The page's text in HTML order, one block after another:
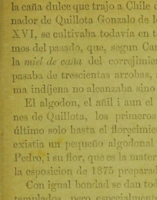
Valparaíso a Santiago
espresamente grabado en Paris
madera para esta obra
Dedicatoria
A los viajeros
En la Estación de Valparaíso
El banquete de inauguración i
motín de Oyarce
Viña del Mar
Bosquejo histórico
El Salto